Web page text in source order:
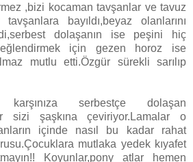
,bizi kocaman tavşanlar ve tavuz
tavşanlara bayıldı,beyaz olanlarını
dolaşanın ise peşini hiç
eğlendirmek için gezen horoz ise
mutlu etti.Özgür sürekli sarılıp
serbestçe dolaşan
sizi şaşkına çeviriyor.Lamalar o
içinde nasıl bu kadar rahat
mutlaka yedek kıyafet
Koyunlar,pony atlar hemen